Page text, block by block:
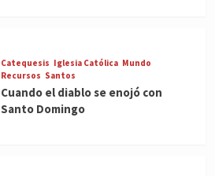
Catequesis Iglesia Católica Mundo
Recursos Santos
Cuando el diablo se enojó con
Santo Domingo